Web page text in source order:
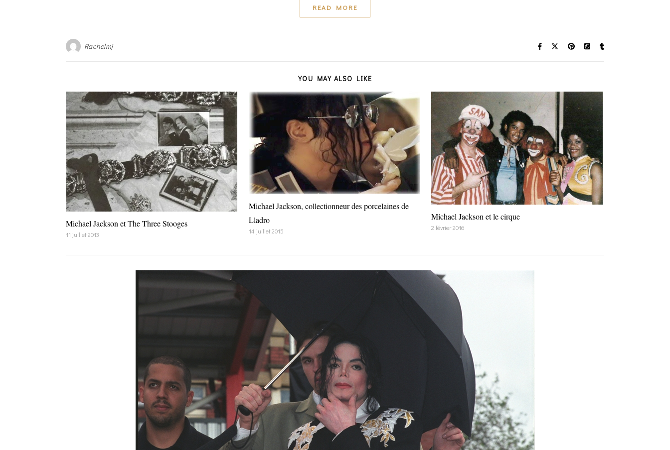
READ MORE
Rachelmj
YOU MAY ALSO LIKE
Michael Jackson et The Three Stooges
11 juillet 2013
Michael Jackson, collectionneur des porcelaines de
Lladro
14 juillet 2015
Michael Jackson et le cirque
2 février 2016